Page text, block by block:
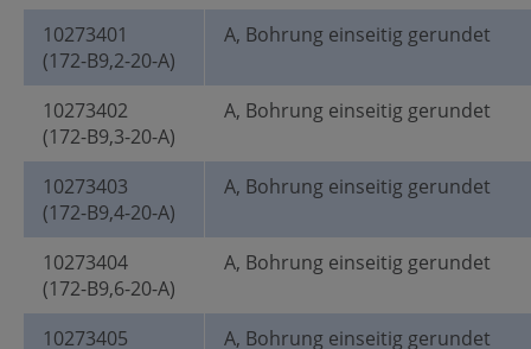
10273401
(172-B9,2-20-A)
A, Bohrung einseitig gerundet
10273402
(172-B9,3-20-A)
A, Bohrung einseitig gerundet
10273403
(172-B9,4-20-A)
A, Bohrung einseitig gerundet
10273404
(172-B9,6-20-A)
A, Bohrung einseitig gerundet
10273405
A, Bohrung einseitig gerundet